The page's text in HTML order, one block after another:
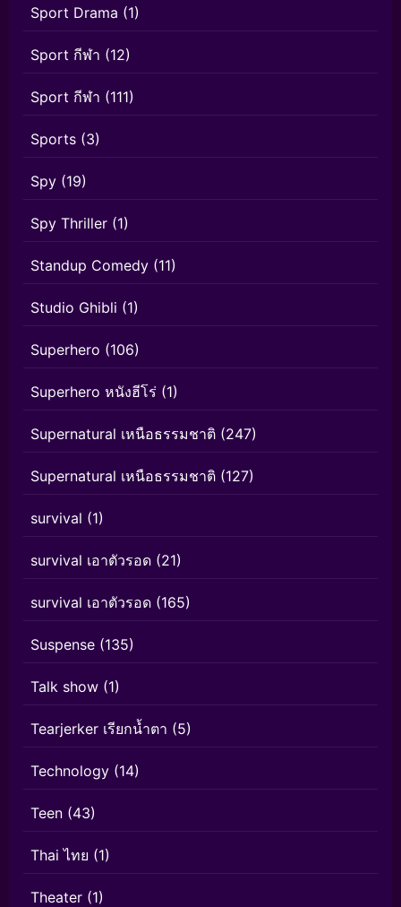
Sport Drama (1)
Sport กีฬา (12)
Sport กีฬา (111)
Sports (3)
Spy (19)
Spy Thriller (1)
Standup Comedy (11)
Studio Ghibli (1)
Superhero (106)
Superhero หนังฮีโร่ (1)
Supernatural เหนือธรรมชาติ (247)
Supernatural เหนือธรรมชาติ (127)
survival (1)
survival เอาตัวรอด (21)
survival เอาตัวรอด (165)
Suspense (135)
Talk show (1)
Tearjerker เรียกน้ำตา (5)
Technology (14)
Teen (43)
Thai ไทย (1)
Theater (1)